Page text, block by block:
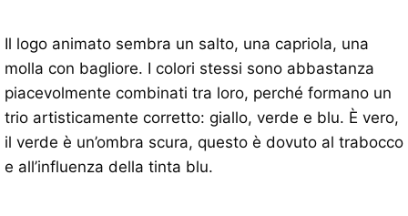
Il logo animato sembra un salto, una capriola, una
molla con bagliore. I colori stessi sono abbastanza
piacevolmente combinati tra loro, perché formano un
trio artisticamente corretto: giallo, verde e blu. È vero,
il verde è un’ombra scura, questo è dovuto al trabocco
e all’influenza della tinta blu.